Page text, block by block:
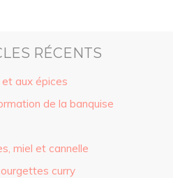
RÉCENTS
aux épices
de la banquise
miel et cannelle
curry